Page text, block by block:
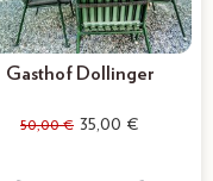
Gasthof Dollinger
50,00€ 35,00 €